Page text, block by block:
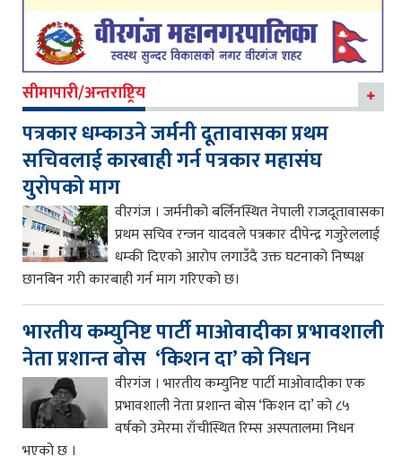
सीमापारी/अन्तराष्ट्रिय
पत्रकार धम्काउने जर्मनी दूतावासका प्रथम
सचिवलाई कारबाही गर्न पत्रकार महासंघ
युरोपको माग
वीरगंज । जर्मनीको बर्लिनस्थित नेपाली राजदूतावासका
प्रथम सचिव रन्जन यादवले पत्रकार दीपेन्द्र गजुरेललाई
धम्की दिएको आरोप लगाउँदै उक्त घटनाको निष्पक्ष
छानबिन गरी कारबाही गर्न माग गरिएको छ।
भारतीय कम्युनिष्ट पार्टी माओवादीका प्रभावशाली
नेता प्रशान्त बोस ‘किशन दा’ को निधन
वीरगंज । भारतीय कम्युनिष्ट पार्टी माओवादीका एक
प्रभावशाली नेता प्रशान्त बोस ‘किशन दा’ को ८५
वर्षको उमेरमा राँचीस्थित रिम्स अस्पतालमा निधन
भएको छ ।